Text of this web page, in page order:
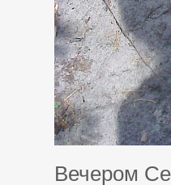
Вечером